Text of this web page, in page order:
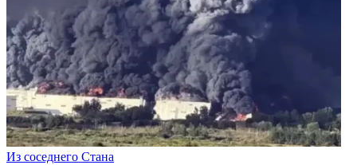
Из соседнего Стана